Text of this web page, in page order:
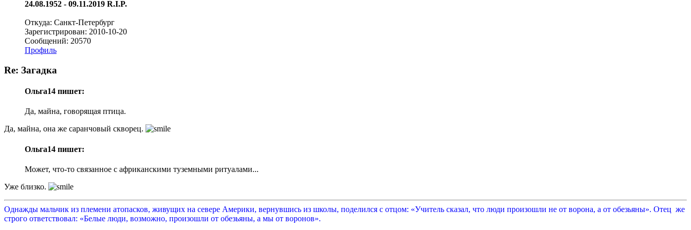
24.08.1952 - 09.11.2019 R.I.P.
Откуда: Санкт-Петербург
Зарегистрирован: 2010-10-20
Сообщений: 20570
Профиль
Re: Загадка
Ольга14 пишет:
Да, майна, говорящая птица.
Да, майна, она же саранчовый скворец.
Ольга14 пишет:
Может, что-то связанное с африканскими туземными ритуалами...
Уже близко.
Однажды мальчик из племени атопасков, живущих на севере Америки, вернувшись из школы, поделился с отцом: «Учитель сказал, что люди произошли не от ворона, а от обезьяны». Отец же
строго ответствовал: «Белые люди, возможно, произошли от обезьяны, а мы от воронов».